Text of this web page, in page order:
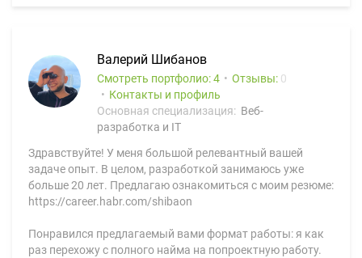
Валерий Шибанов
Смотреть портфолио: 4 Отзывы: 0
Контакты и профиль
Основная специализация: Веб-
разработка и IT
Здравствуйте! У меня большой релевантный вашей
задаче опыт. В целом, разработкой занимаюсь уже
больше 20 лет. Предлагаю ознакомиться с моим резюме:
https://career.habr.com/shibaon
Понравился предлагаемый вами формат работы: я как
раз перехожу с полного найма на попроектную работу.